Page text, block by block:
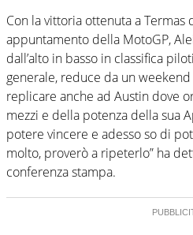
Con la vittoria ottenuta a Termas
appuntamento della MotoGP,
dall’alto in basso in classifica
generale, reduce da un
replicare anche ad Austin dove
mezzi e della potenza della sua
potere vincere e adesso so di
molto, proverò a ripeterlo” ha
conferenza stampa.